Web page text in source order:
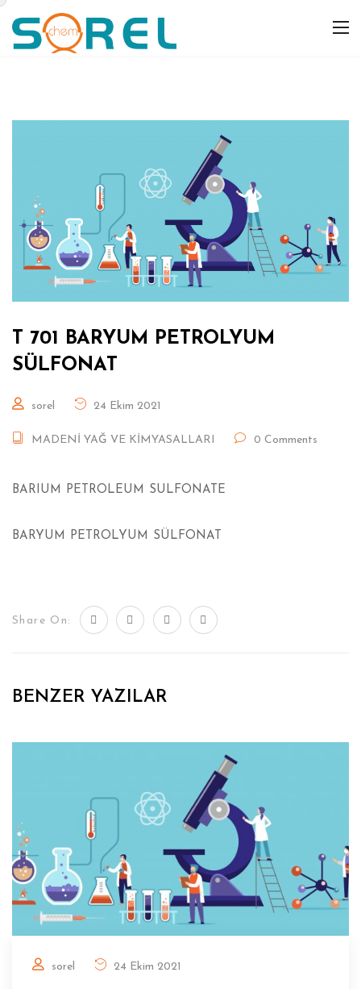
T 701 BARYUM PETROLYUM
SÜLFONAT
sorel 24 Ekim 2021
MADENİ YAĞ VE KİMYASALLARI 0 Comments
BARIUM PETROLEUM SULFONATE
BARYUM PETROLYUM SÜLFONAT
Share On:
BENZER YAZILAR
sorel 24 Ekim 2021